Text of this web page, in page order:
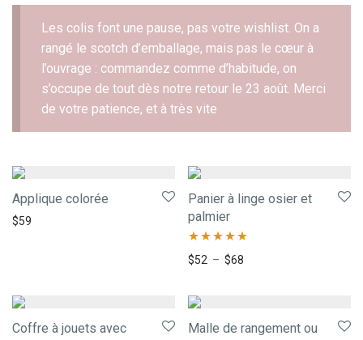
Les colis font une pause, pas votre wishlist. On a
rangé le scotch d’emballage, mais pas le cœur à
l’ouvrage : commandez comme d’habitude, on
s’occupe de tout dès notre retour le 23 août. Merci
de votre patience, et à très vite
Applique colorée
$59
Panier à linge osier et
palmier
Note 5.00
$52 – $68
Coffre à jouets avec
Malle de rangement ou